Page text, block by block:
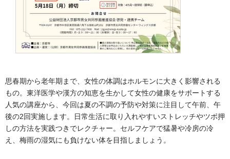
思春期から老年期まで、女性の体調はホルモンに大きく影響される
もの。東洋医学や漢方の知恵を生かして女性の健康をサポートする
人気の講座から、今回は夏の不調の予防や対策に注目して午前、午
後の2回実施します。日常生活に取り入れやすいストレッチやツボ押
しの方法を実践つきでレクチャー。セルフケアで猛暑や冷房の冷
え、梅雨の湿気にも負けない体を目指しましょう。